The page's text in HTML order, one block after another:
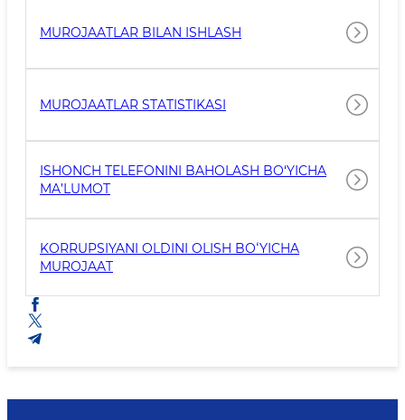
MUROJAATLAR BILAN ISHLASH
MUROJAATLAR STATISTIKASI
ISHONCH TELEFONINI BAHOLASH BO‘YICHA
MA’LUMOT
KORRUPSIYANI OLDINI OLISH BOʻYICHA
MUROJAAT